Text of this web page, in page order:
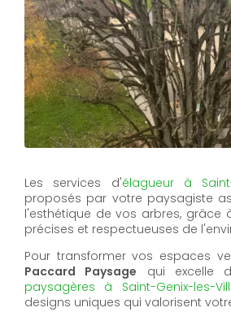
Les services d'élagueur à
proposés par votre paysagiste
l'esthétique de vos arbres, grâce
précises et respectueuses de
Pour transformer vos espaces
Paccard Paysage qui excelle
paysagères à Saint-Genix-les-
designs uniques qui valorisent